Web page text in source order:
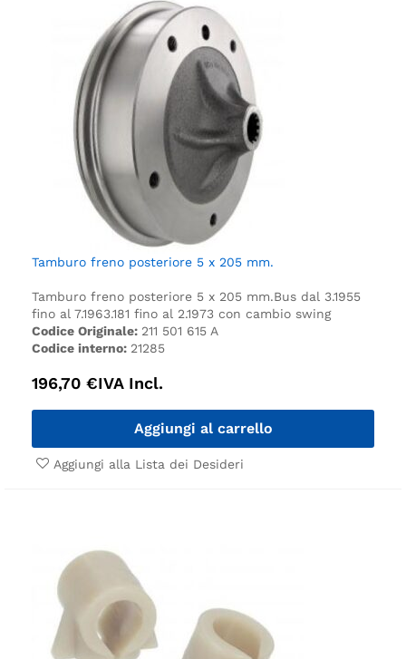
Tamburo freno posteriore 5 x 205 mm.
Tamburo freno posteriore 5 x 205 mm.Bus dal 3.1955
fino al 7.1963.181 fino al 2.1973 con cambio swing
Codice Originale: 211 501 615 A
Codice interno: 21285
196,70 €IVA Incl.
Aggiungi al carrello
Aggiungi alla Lista dei Desideri